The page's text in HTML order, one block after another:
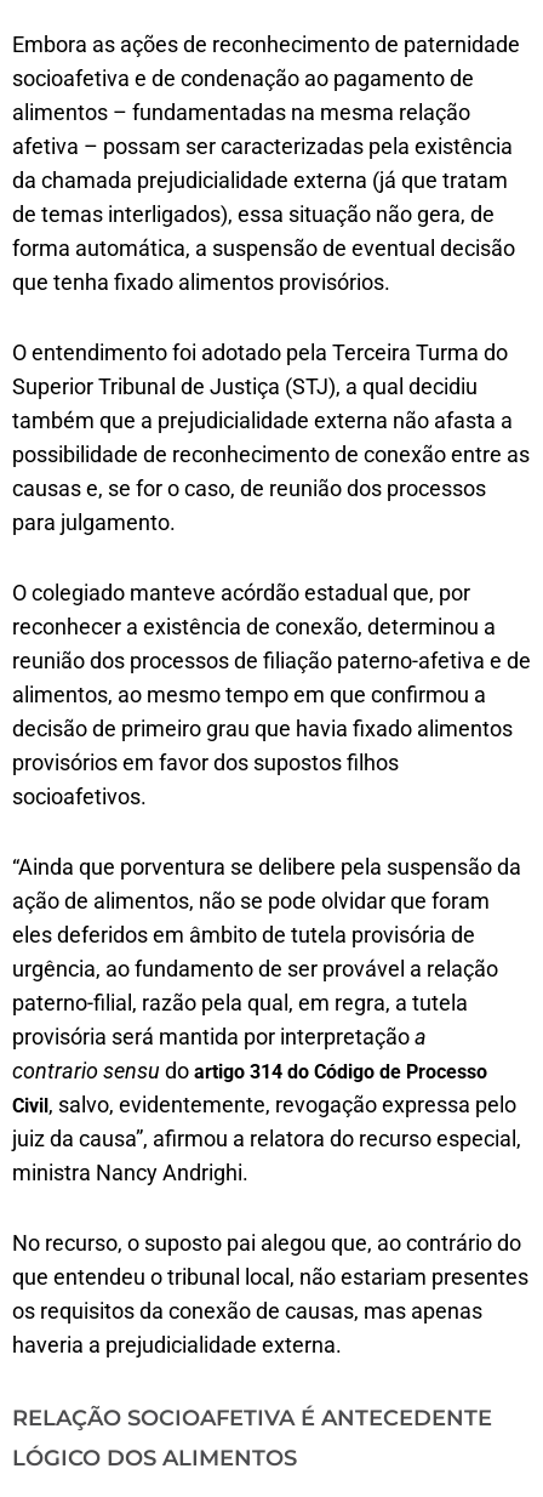
​Embora as ações de reconhecimento de paternidade
socioafetiva e de condenação ao pagamento de
alimentos – fundamentadas na mesma relação
afetiva – possam ser caracterizadas pela existência
da chamada prejudicialidade externa (já que tratam
de temas interligados), essa situação não gera, de
forma automática, a suspensão de eventual decisão
que tenha fixado alimentos provisórios.
O entendimento foi adotado pela Terceira Turma do
Superior Tribunal de Justiça (STJ), a qual decidiu
também que a prejudicialidade externa não afasta a
possibilidade de reconhecimento de conexão entre as
causas e, se for o caso, de reunião dos processos
para julgamento.
O colegiado manteve acórdão estadual que, por
reconhecer a existência de conexão, determinou a
reunião dos processos de filiação paterno-afetiva e de
alimentos, ao mesmo tempo em que confirmou a
decisão de primeiro grau que havia fixado alimentos
provisórios em favor dos supostos filhos
socioafetivos.
“Ainda que porventura se delibere pela suspensão da
ação de alimentos, não se pode olvidar que foram
eles deferidos em âmbito de tutela provisória de
urgência, ao fundamento de ser provável a relação
paterno-filial, razão pela qual, em regra, a tutela
provisória será mantida por interpretaçãoa
contrariosensu do artigo 314 do Código de Processo
Civil, salvo, evidentemente, revogação expressa pelo
juiz da causa”, afirmou a relatora do recurso especial,
ministra Nancy Andrighi.
No recurso, o suposto pai alegou que, ao contrário do
que entendeu o tribunal local, não estariam presentes
os requisitos da conexão de causas, mas apenas
haveria a prejudicialidade externa.
RELAÇÃO SOCIOAFETIVA É ANTECEDENTE
LÓGICO DOS ALIMENTOS